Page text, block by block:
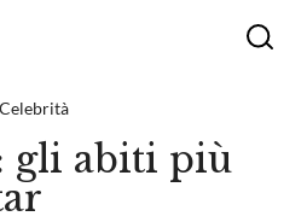
Celebrità
gli abiti più